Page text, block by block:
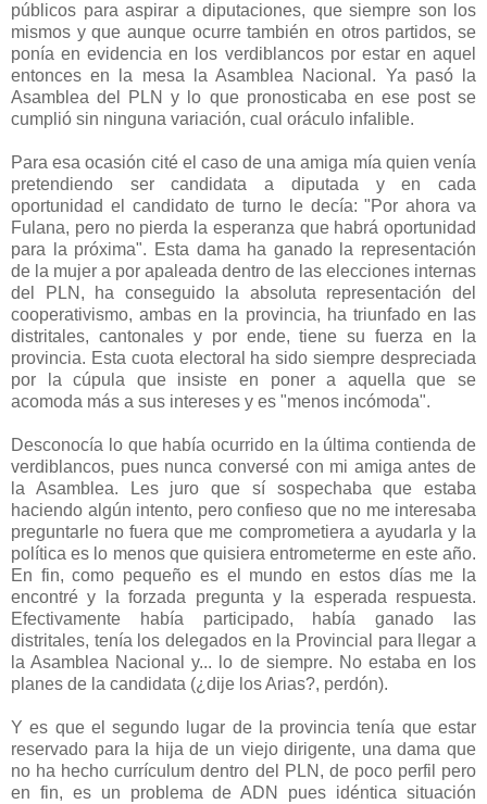
públicos para aspirar a diputaciones, que siempre son los
mismos y que aunque ocurre también en otros partidos, se
ponía en evidencia en los verdiblancos por estar en aquel
entonces en la mesa la Asamblea Nacional. Ya pasó la
Asamblea del PLN y lo que pronosticaba en ese post se
cumplió sin ninguna variación, cual oráculo infalible.
Para esa ocasión cité el caso de una amiga mía quien venía
pretendiendo ser candidata a diputada y en cada
oportunidad el candidato de turno le decía: "Por ahora va
Fulana, pero no pierda la esperanza que habrá oportunidad
para la próxima". Esta dama ha ganado la representación
de la mujer a por apaleada dentro de las elecciones internas
del PLN, ha conseguido la absoluta representación del
cooperativismo, ambas en la provincia, ha triunfado en las
distritales, cantonales y por ende, tiene su fuerza en la
provincia. Esta cuota electoral ha sido siempre despreciada
por la cúpula que insiste en poner a aquella que se
acomoda más a sus intereses y es "menos incómoda".
Desconocía lo que había ocurrido en la última contienda de
verdiblancos, pues nunca conversé con mi amiga antes de
la Asamblea. Les juro que sí sospechaba que estaba
haciendo algún intento, pero confieso que no me interesaba
preguntarle no fuera que me comprometiera a ayudarla y la
política es lo menos que quisiera entrometerme en este año.
En fin, como pequeño es el mundo en estos días me la
encontré y la forzada pregunta y la esperada respuesta.
Efectivamente había participado, había ganado las
distritales, tenía los delegados en la Provincial para llegar a
la Asamblea Nacional y... lo de siempre. No estaba en los
planes de la candidata (¿dije los Arias?, perdón).
Y es que el segundo lugar de la provincia tenía que estar
reservado para la hija de un viejo dirigente, una dama que
no ha hecho currículum dentro del PLN, de poco perfil pero
en fin, es un problema de ADN pues idéntica situación